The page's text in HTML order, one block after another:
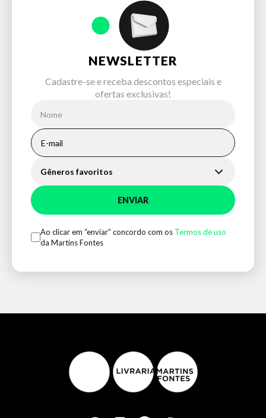
NEWSLETTER
Cadastre-se e receba descontos especiais e
ofertas exclusivas!
Gêneros favoritos
ENVIAR
Ao clicar em “enviar” concordo com os Termos de uso
da Martins Fontes